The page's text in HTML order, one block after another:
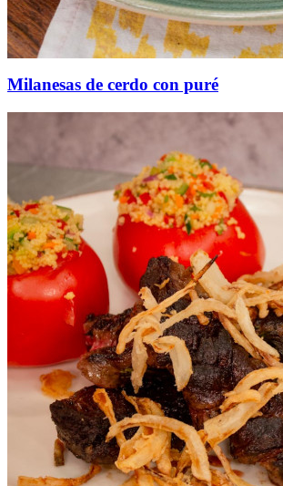
Milanesas de cerdo con puré